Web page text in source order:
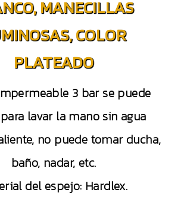
MANECILLAS
COLOR
PLATEADO
3 bar se puede
lavar la mano sin agua
no puede tomar ducha,
baño, nadar, etc.
del espejo: Hardlex.